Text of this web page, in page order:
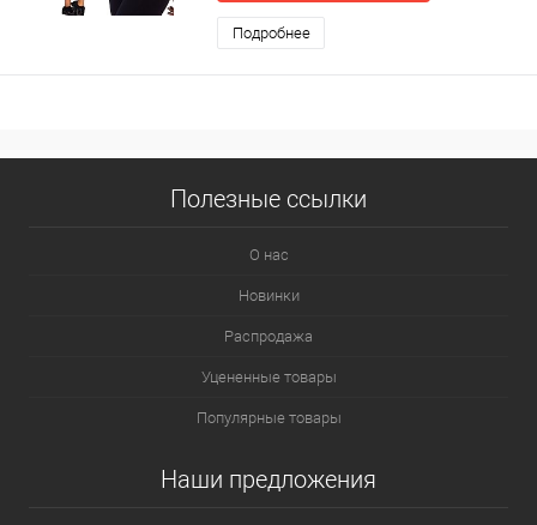
Подробнее
Полезные ссылки
О нас
Новинки
Распродажа
Уцененные товары
Популярные товары
Наши предложения